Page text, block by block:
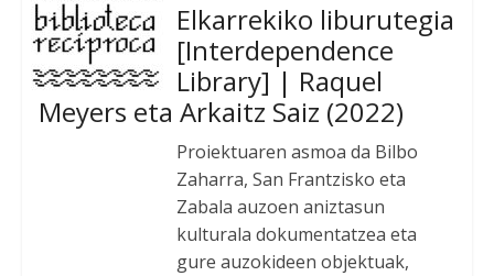
Elkarrekiko liburutegia
[Interdependence
Library] | Raquel
Meyers eta Arkaitz Saiz (2022)
Proiektuaren asmoa da Bilbo
Zaharra, San Frantzisko eta
Zabala auzoen aniztasun
kulturala dokumentatzea eta
gure auzokideen objektuak,